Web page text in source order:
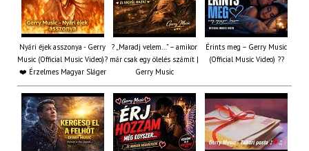
Nyári éjek asszonya - Gerry
Music (Official Music Video)?
❤️ Érzelmes Magyar Sláger
? „Maradj velem…” – amikor
már csak egy ölelés számít |
Gerry Music
Érints meg – Gerry Music
(Official Music Video) ??